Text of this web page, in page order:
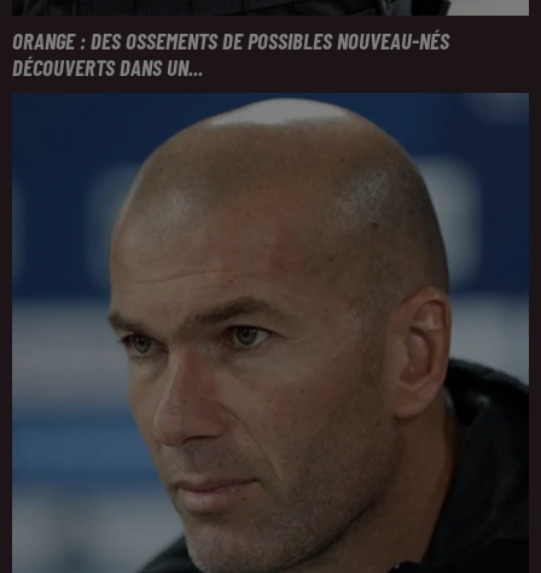
ORANGE : DES OSSEMENTS DE POSSIBLES NOUVEAU-NÉS
DÉCOUVERTS DANS UN...